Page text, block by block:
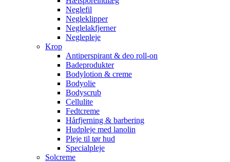
Neglefil
Negleklipper
Neglelakfjerner
Neglepleje
Krop
Antiperspirant & deo roll-on
Badeprodukter
Bodylotion & creme
Bodyolie
Bodyscrub
Cellulite
Fedtcreme
Hårfjerning & barbering
Hudpleje med lanolin
Pleje til tør hud
Specialpleje
Solcreme